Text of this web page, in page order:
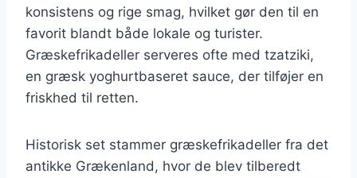
konsistens og rige smag, hvilket gør den til en
favorit blandt både lokale og turister.
Græskefrikadeller serveres ofte med tzatziki,
en græsk yoghurtbaseret sauce, der tilføjer en
friskhed til retten.
Historisk set stammer græskefrikadeller fra det
antikke Grækenland, hvor de blev tilberedt